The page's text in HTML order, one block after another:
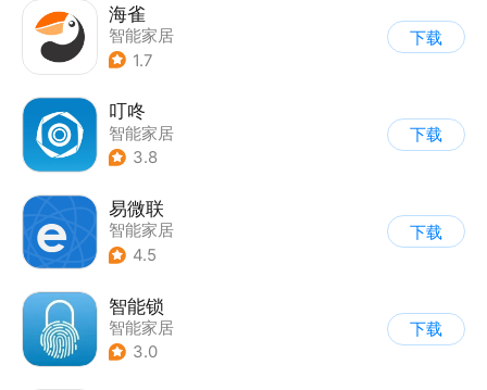
海雀
智能家居
1.7
下载
叮咚
智能家居
3.8
下载
易微联
智能家居
4.5
下载
智能锁
智能家居
3.0
下载